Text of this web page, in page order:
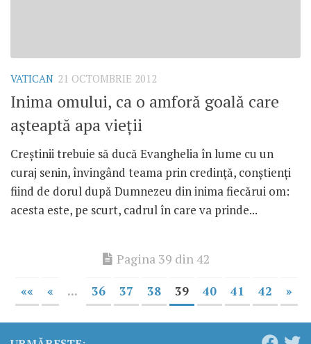
VATICAN 21 OCTOMBRIE 2012
Inima omului, ca o amforă goală care
aşteaptă apa vieţii
Creştinii trebuie să ducă Evanghelia în lume cu un
curaj senin, învingând teama prin credinţă, conştienţi
fiind de dorul după Dumnezeu din inima fiecărui om:
acesta este, pe scurt, cadrul în care va prinde...
Pagina 39 din 42
«« « ... 36 37 38 39 40 41 42 »